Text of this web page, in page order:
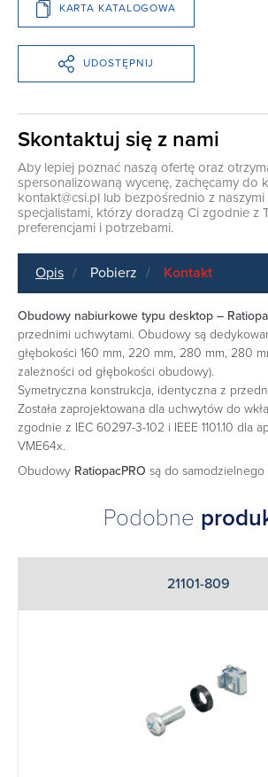
KARTA KATALOGOWA
UDOSTĘPNIJ
Skontaktuj się z nami
Aby lepiej poznać naszą ofertę oraz
spersonalizowaną wycenę, zachęcamy do
kontakt@csi.pl lub bezpośrednio z
specjalistami, którzy doradzą Ci zgodnie z
preferencjami i potrzebami.
Opis Pobierz Kontakt
Obudowy nabiurkowe typu desktop –
przednimi uchwytami. Obudowy są
głębokości 160 mm, 220 mm, 280 mm, 280
zależności od głębokości obudowy).
Symetryczna konstrukcja, identyczna z
Została zaprojektowana dla uchwytów do
zgodnie z IEC 60297-3-102 i IEEE 1101.10 dla
VME64x.
Obudowy RatiopacPRO są do samodzielnego
Podobne
21101-809